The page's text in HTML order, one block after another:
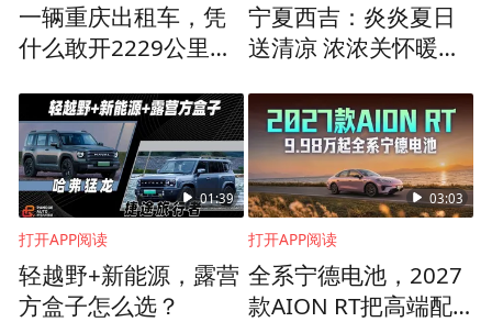
支付了25元打车费并向其表示感谢。此时已
经凌晨4时许。
事后，当地交管部门、周伟所在出租车公司
知晓此事后，先后对其寻找乘客退还误付车
费的行为进行了表扬。
一辆重庆出租车，凭
什么敢开2229公里到
宁夏西吉：炎炎夏日
送清凉 浓浓关怀暖人
01:39
打开APP阅读
轻越野+新能源，露营
方盒子怎么选？
03:03
打开APP阅读
全系宁德电池，2027
款AION RT把高端配